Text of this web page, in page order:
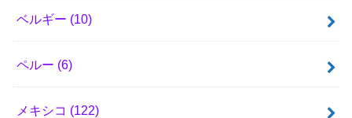
ベルギー (10)
ペルー (6)
メキシコ (122)